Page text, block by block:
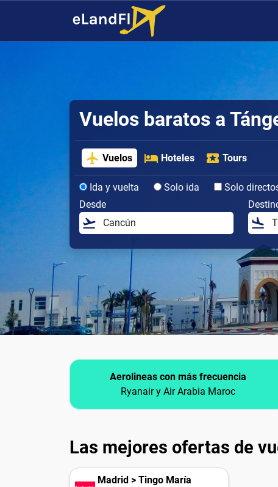
Vuelos baratos a
Vuelos Hoteles Tours
Ida y vuelta Solo ida
Solo
Desde
Aerolineas con más frecuencia
Ryanair y Air Arabia Maroc
Las mejores ofertas de
Madrid > Tingo María